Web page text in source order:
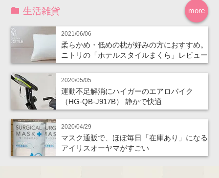
more
生活雑貨
2021/06/06
柔らかめ・低めの枕が好みの方におすすめ。
ニトリの「ホテルスタイルまくら」レビュー
2020/05/05
運動不足解消にハイガーのエアロバイク
（HG-QB-J917B） 静かで快適
2020/04/29
マスク通販で、ほぼ毎日「在庫あり」になる
アイリスオーヤマがすごい